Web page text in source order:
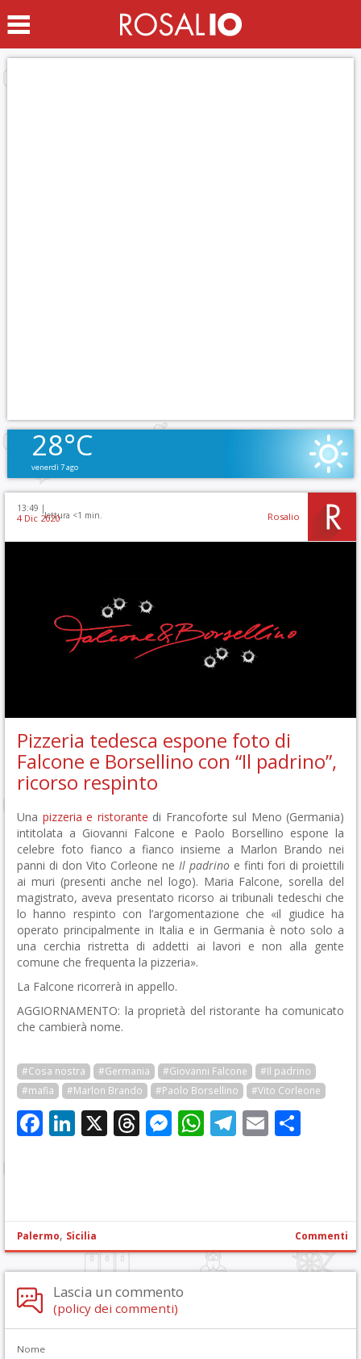
28°C
venerdì 7 ago
13:49 |
lettura <1 min.
4 Dic 2020 Rosalio
Pizzeria tedesca espone foto di
Falcone e Borsellino con “Il padrino”,
ricorso respinto
Una pizzeria e ristorante di Francoforte sul Meno (Germania)
intitolata a Giovanni Falcone e Paolo Borsellino espone la
celebre foto fianco a fianco insieme a Marlon Brando nei
panni di don Vito Corleone ne Il padrino e finti fori di proiettili
ai muri (presenti anche nel logo). Maria Falcone, sorella del
magistrato, aveva presentato ricorso ai tribunali tedeschi che
lo hanno respinto con l’argomentazione che «il giudice ha
operato principalmente in Italia e in Germania è noto solo a
una cerchia ristretta di addetti ai lavori e non alla gente
comune che frequenta la pizzeria».
La Falcone ricorrerà in appello.
AGGIORNAMENTO: la proprietà del ristorante ha comunicato
che cambierà nome.
#Cosa nostra #Germania #Giovanni Falcone
#Il padrino
#mafia
#Marlon Brando #Paolo Borsellino #Vito Corleone
Facebook
LinkedIn
X Threads
Messenger
WhatsApp
Telegram
Email
Palermo, Sicilia Commenti
Lascia un commento
(policy dei commenti)
Nome